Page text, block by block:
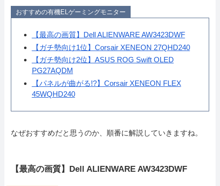
おすすめの有機ELゲーミングモニター
【最高の画質】Dell ALIENWARE AW3423DWF
【ガチ勢向け1位】Corsair XENEON 27QHD240
【ガチ勢向け2位】ASUS ROG Swift OLED
PG27AQDM
【パネルが曲がる!?】Corsair XENEON FLEX
45WQHD240
なぜおすすめだと思うのか、順番に解説していきますね。
【最高の画質】Dell ALIENWARE AW3423DWF